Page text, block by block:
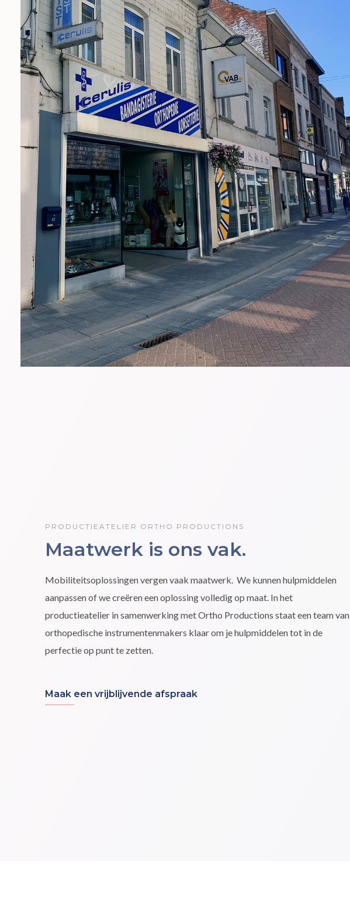
PRODUCTIEATELIER ORTHO PRODUCTIONS
Maatwerk is ons vak.
Mobiliteitsoplossingen vergen vaak maatwerk. We kunnen hulpmiddelen
aanpassen of we creëren een oplossing volledig op maat. In het
productieatelier in samenwerking met Ortho Productions staat een team van
orthopedische instrumentenmakers klaar om je hulpmiddelen tot in de
perfectie op punt te zetten.
Maak een vrijblijvende afspraak